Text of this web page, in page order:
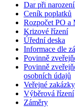
Dar při
Ceník poplatků
Rozpočet PO a
Krizové řízení
Úřední deska
Informace dle
Povinně
Povinně
osobních údajů
Veřejné zakázky
Výběrová řízení
Záměry